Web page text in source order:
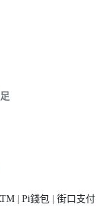
| Pi錢包 | 街口支付